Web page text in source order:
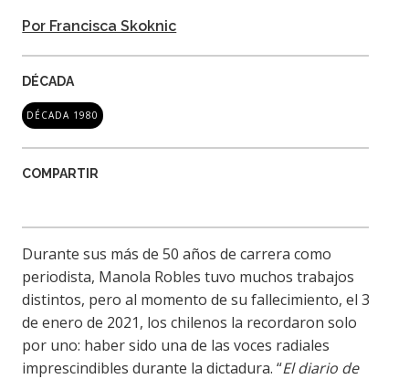
Por Francisca Skoknic
DÉCADA
DÉCADA 1980
COMPARTIR
Durante sus más de 50 años de carrera como
periodista, Manola Robles tuvo muchos trabajos
distintos, pero al momento de su fallecimiento, el 3
de enero de 2021, los chilenos la recordaron solo
por uno: haber sido una de las voces radiales
imprescindibles durante la dictadura. “El diario de